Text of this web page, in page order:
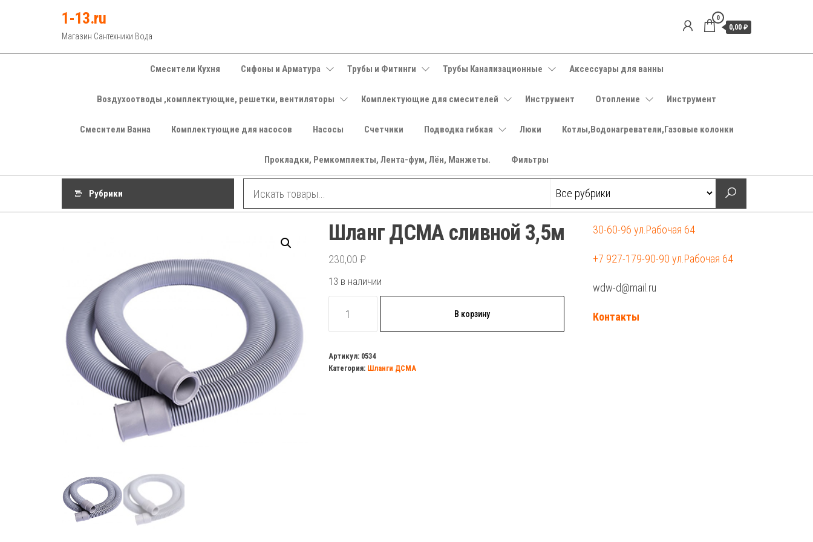
1-13.ru
Магазин Сантехники Вода
0
0,00 ₽
Смесители Кухня Сифоны и Арматура Трубы и Фитинги Трубы Канализационные Аксессуары для ванны
Воздухоотводы ,комплектующие, решетки, вентиляторы Комплектующие для смесителей Инструмент Отопление Инструмент
Смесители Ванна Комплектующие для насосов Насосы Счетчики Подводка гибкая Люки Котлы,Водонагреватели,Газовые колонки
Прокладки, Ремкомплекты, Лента-фум, Лён, Манжеты. Фильтры
Рубрики
Шланг ДСМА сливной 3,5м
230,00 ₽
13 в наличии
товара
ДСМА
сливной
В корзину
Артикул: 0534
Категория: Шланги ДСМА
30-60-96 ул.Рабочая 64
+7 927-179-90-90 ул.Рабочая 64
wdw-d@mail.ru
Контакты